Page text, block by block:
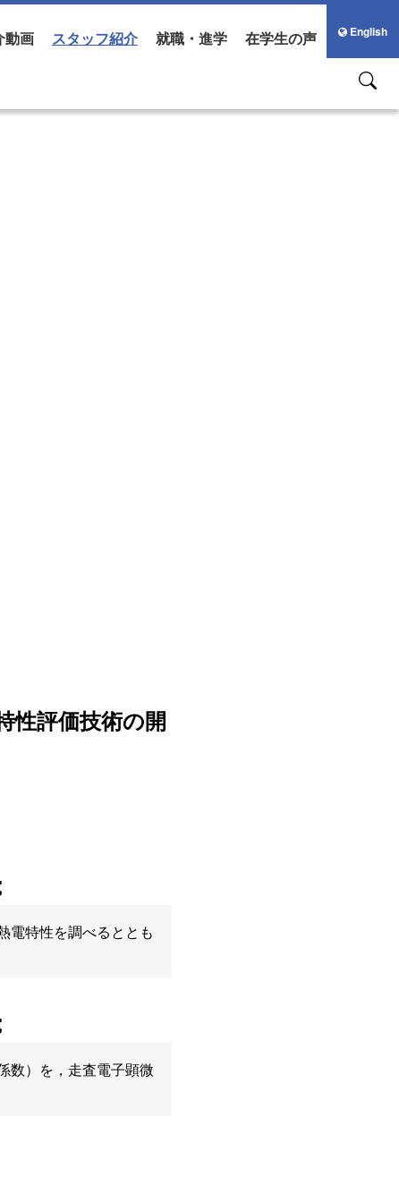
English
動画 スタッフ紹介 就職・進学 在学生の声
性評価技術の開
電特性を調べるととも
数）を，走査電子顕微